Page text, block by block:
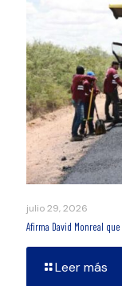
julio 29, 2026
Afirma David Monreal
Leer más